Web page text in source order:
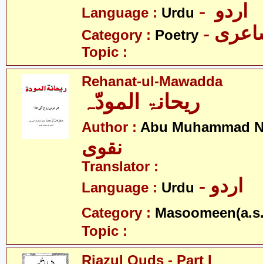
Language : Urdu
Category : Poetry
Topic :
Rehanat-ul-Mawadda
ریحانۃ المودّہ
Author : Abu Muhammad
نقوی
Translator :
Language : Urdu - اردو
Category :
Topic :
Riazul Quds - Part I